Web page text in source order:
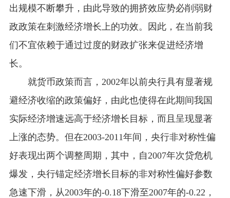
出规模不断攀升，由此导致的拥挤效应势必削弱财
政政策在刺激经济增长上的功效。
因此，在当前我
们不宜依赖于通过过度的财政扩张来促进经济增
长。
就货币政策而言， 2002年以前央行具有显著规
避经济收缩的政策偏好，由此也使得在此期间我国
实际经济增速远高于经济增长目标，而且呈现显著
上涨的态势。但在2003-2011年间，央行非对称性偏
好表现出两个调整周期，其中，自 2007年次贷危机
爆发，央行锚定经济增长目标的非对称性偏好参数
急速下滑，从2003年的-0.18下滑至2007年的-0.22 ，